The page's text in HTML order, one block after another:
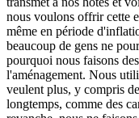
nous voulons offrir cette
même en période
beaucoup de gens ne
pourquoi nous faisons
l'aménagement. Nous
veulent plus, y compris
longtemps, comme des